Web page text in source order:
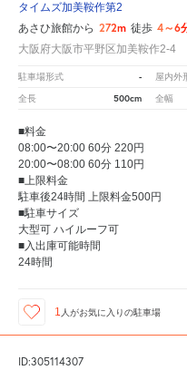
タイムズ加美鞍作第2
あさひ旅館から 272m 徒歩 4～6
大阪府大阪市平野区加美鞍作2-4
駐車場形式 - 屋内外
全長 500cm 全幅
■料金
08:00〜20:00 60分 220円
20:00〜08:00 60分 110円
■上限料金
駐車後24時間 上限料金500円
■駐車サイズ
大型可 ハイルーフ可
■入出庫可能時間
24時間
1 人がお気に入りの駐車場
ID:305114307